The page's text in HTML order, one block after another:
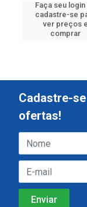
Faça seu login
cadastre-se
ver preços e
comprar
Cadastre-
ofertas!